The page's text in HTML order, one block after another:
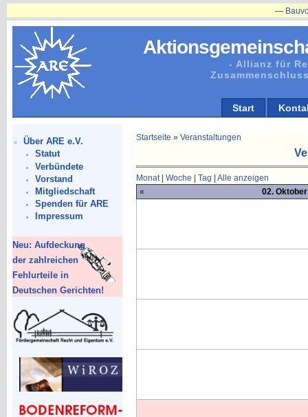
- Allianz für
Start
Über ARE e.V.
Statut
Verbündete
Vorstand
Mitgliedschaft
Spenden für ARE
Impressum
Neu: Aufdeckung
der zahlreichen
Fehlurteile in
Deutschen Gerichten!
Startseite » Veranstaltungen
Monat| Woche Tag
Alle anzeigen
«
02.